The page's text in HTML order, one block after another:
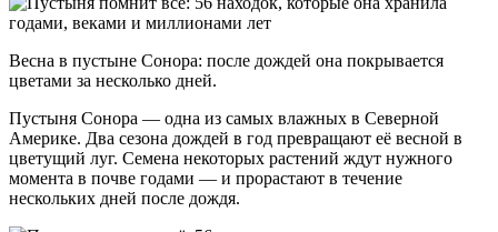
Весна в пустыне Сонора: после дождей она покрывается
цветами за несколько дней.
Пустыня Сонора — одна из самых влажных в Северной
Америке. Два сезона дождей в год превращают её весной в
цветущий луг. Семена некоторых растений ждут нужного
момента в почве годами — и прорастают в течение
нескольких дней после дождя.